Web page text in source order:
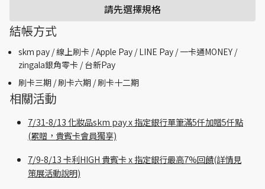
請先選擇規格
結帳方式
skm pay /線上刷卡 / Apple Pay /LINE Pay / 一卡通MONEY /
zingala銀角零卡 /台新Pay
刷卡三期 /刷卡六期 /刷卡十二期
相關活動
7/31-8/13 化妝品skm pay x 指定銀行單筆滿5仟加贈5仟點
(累贈，貴賓卡會員獨享)
7/9-8/13 卡利HIGH 貴賓卡 x 指定銀行最高7%回饋(詳情見
策展活動說明)